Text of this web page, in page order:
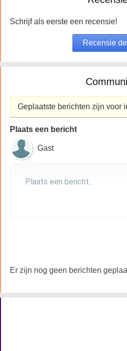
Schrijf als eerste een recensie!
Geplaatste berichten zijn voor
Plaats een bericht
Gast
Er zijn nog geen berichten